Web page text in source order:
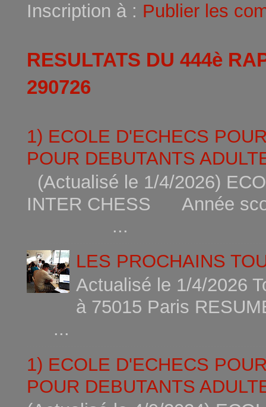
Inscription à : Publier les
RESULTATS DU 444è
290726
1) ECOLE D'ECHECS
POUR DEBUTANTS
(Actualisé le 1/4/2026)
INTER CHESS Année
...
LES PROCHAINS
Actualisé le 1/4/2026
à 75015
...
1) ECOLE D'ECHECS
POUR DEBUTANTS